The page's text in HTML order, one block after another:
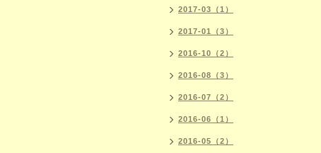
2017-03（1）
2017-01（3）
2016-10（2）
2016-08（3）
2016-07（2）
2016-06（1）
2016-05（2）